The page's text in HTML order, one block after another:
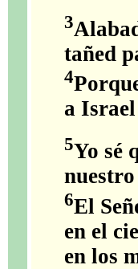
3
tañed
4
a Israel
5Yo sé
nuestro
6El
en el
en los